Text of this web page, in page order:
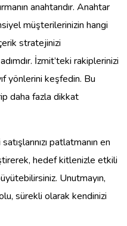
anahtarıdır. Anahtar
müşterilerinizin hangi
stratejinizi
İzmit’teki rakiplerinizi
yönlerini keşfedin. Bu
daha fazla dikkat
patlatmanın en
hedef kitlenizle etkili
Unutmayın,
sürekli olarak kendinizi